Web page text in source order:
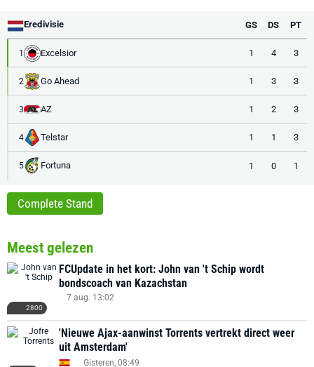
Eredivisie GS DS PT
1 Excelsior 1 4 3
2 Go Ahead 1 3 3
3 AZ 1 2 3
4 Telstar 1 1 3
5 Fortuna 1 0 1
Complete Stand
Meest gelezen
2800
FCUpdate in het kort: John van 't Schip wordt
bondscoach van Kazachstan
7 aug. 13:02
'Nieuwe Ajax-aanwinst Torrents vertrekt direct weer
uit Amsterdam'
Gisteren, 08:49